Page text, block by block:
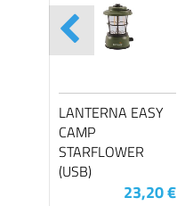
LANTERNA EASY
CAMP
STARFLOWER
(USB)
23,20 €